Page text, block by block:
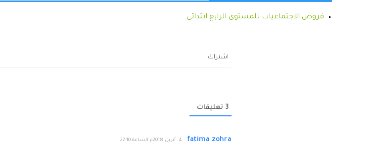
فروض الاجتماعيات للمستوى الرابع ابتدائي
اشتراك
3 تعليقات
fatima zohra 4 أبريل 2018م الساعة 22:10